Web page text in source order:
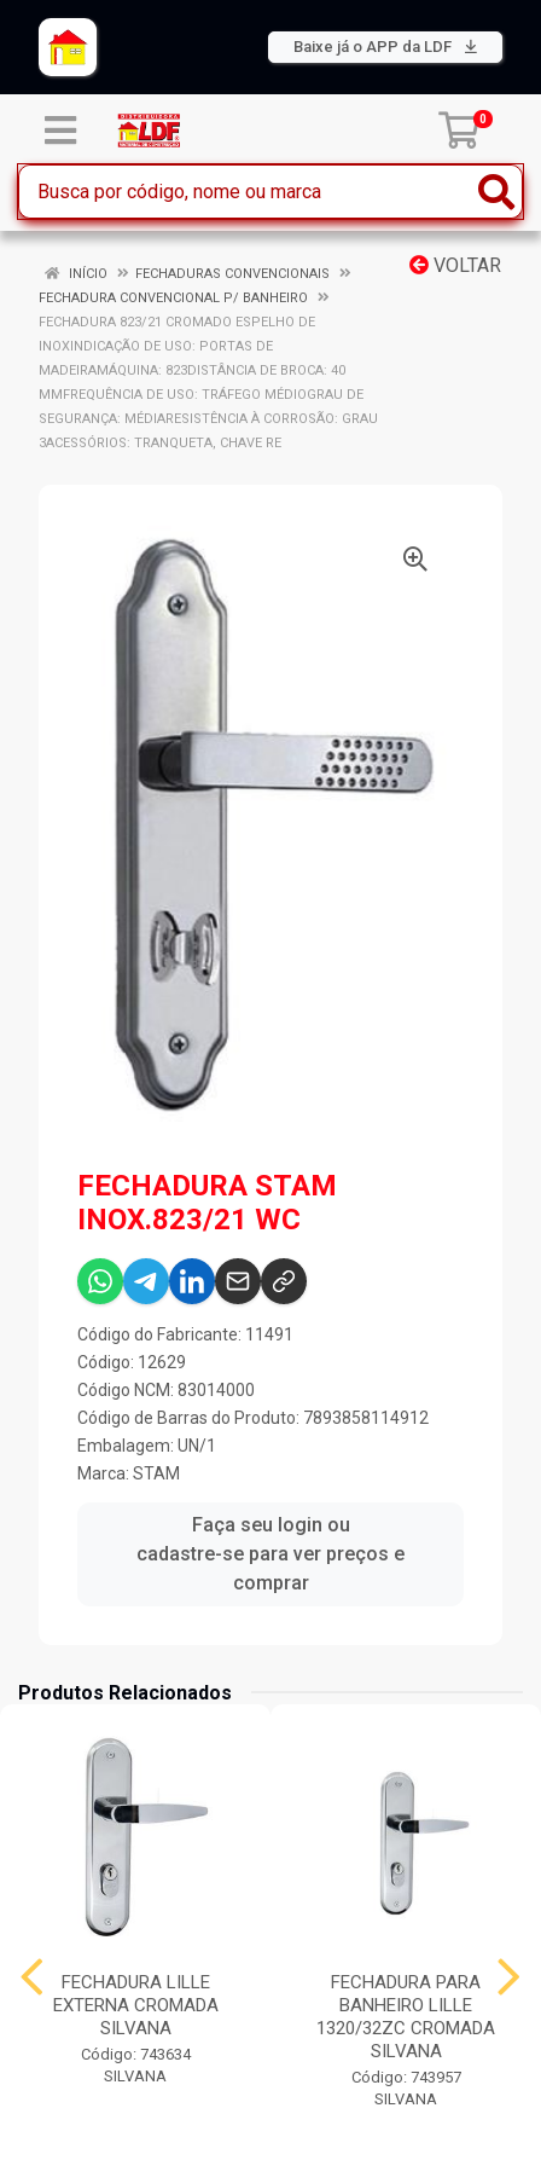
Baixe já o APP da LDF
0
VOLTAR
INÍCIO
FECHADURAS CONVENCIONAIS
FECHADURA CONVENCIONAL P/ BANHEIRO
FECHADURA 823/21 CROMADO ESPELHO DE
INOXINDICAÇÃO DE USO: PORTAS DE
MADEIRAMÁQUINA: 823DISTÂNCIA DE BROCA: 40
MMFREQUÊNCIA DE USO: TRÁFEGO MÉDIOGRAU DE
SEGURANÇA: MÉDIARESISTÊNCIA À CORROSÃO: GRAU
3ACESSÓRIOS: TRANQUETA, CHAVE RE
FECHADURA STAM
INOX.823/21 WC
Código do Fabricante: 11491
Código: 12629
Código NCM: 83014000
Código de Barras do Produto: 7893858114912
Embalagem: UN/1
Marca: STAM
Faça seu login ou
cadastre-se para ver preços e
comprar
Produtos Relacionados
FECHADURA LILLE
EXTERNA CROMADA
SILVANA
Código: 743634
SILVANA
FECHADURA PARA
BANHEIRO LILLE
1320/32ZC CROMADA
SILVANA
Código: 743957
SILVANA